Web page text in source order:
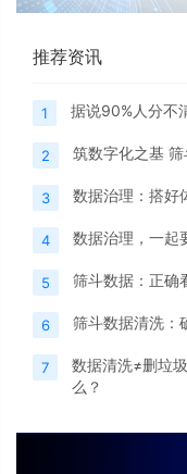
推荐资讯
1 据说90%人分不
2 筑数字化之基
3 数据治理：搭好
4 数据治理，一起
5 筛斗数据：正确
6 筛斗数据清洗：
7
数据清洗≠删垃
么？